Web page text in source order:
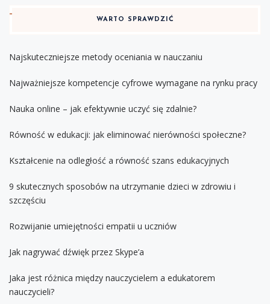
WARTO SPRAWDZIĆ
Najskuteczniejsze metody oceniania w nauczaniu
Najważniejsze kompetencje cyfrowe wymagane na rynku pracy
Nauka online – jak efektywnie uczyć się zdalnie?
Równość w edukacji: jak eliminować nierówności społeczne?
Kształcenie na odległość a równość szans edukacyjnych
9 skutecznych sposobów na utrzymanie dzieci w zdrowiu i
szczęściu
Rozwijanie umiejętności empatii u uczniów
Jak nagrywać dźwięk przez Skype’a
Jaka jest różnica między nauczycielem a edukatorem
nauczycieli?